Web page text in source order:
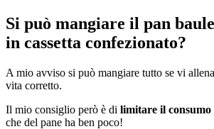
Si può mangiare il pan
in cassetta confezionato?
A mio avviso si può mangiare tutto se vi
vita corretto.
Il mio consiglio però è di limitare il
che del pane ha ben poco!